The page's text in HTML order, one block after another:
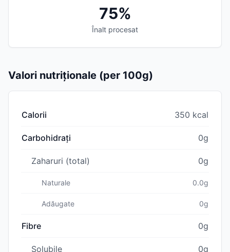
75%
Înalt procesat
Valori nutriționale (per 100g)
Calorii 350 kcal
Carbohidrați 0g
Zaharuri (total) 0g
Naturale 0.0g
Adăugate 0g
Fibre 0g
Solubile 0g